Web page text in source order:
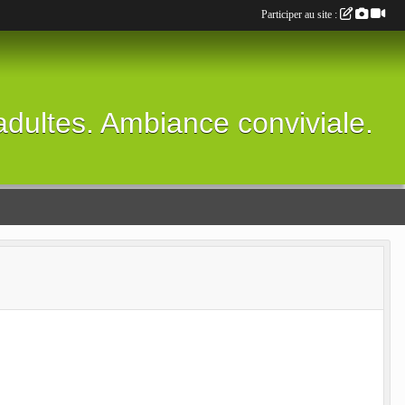
Ambiance conviviale.
Participer au site :